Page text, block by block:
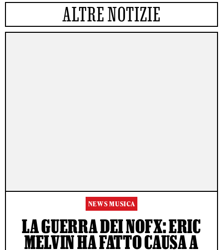
ALTRE NOTIZIE
NEWS MUSICA
LA GUERRA DEI NOFX: ERIC
MELVIN HA FATTO CAUSA A